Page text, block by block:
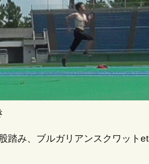
踏み、ブルガリアンスクワット